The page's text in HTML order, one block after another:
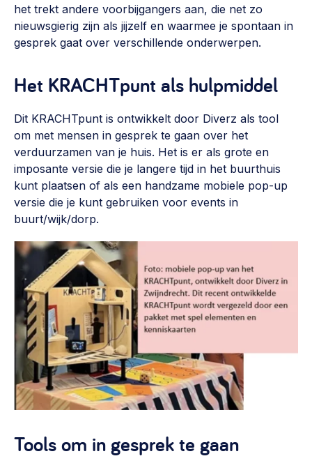
Sociaal ondernemen
Bewonersbedrijf starten, ondernemingsplan maken >
Community building en ABCD, welkomstcultuur >
Zorgzame gemeenschappen
Betrokken buurten, contact stimuleren, netwerken
uitbreiden >
Wijkaanpak
Werken aan de wijk, ABCD, WijkWijzer >
Voorbereiden op crisis, noodsteunpunten,
ontmoetingsplekken >
Buurtenergie
Energiecollectieven, buurt vergroenen, SDG >
Meebeslissen
Uitdaagrecht, gemeenschapsfondsen, lokale democratie >
Samenwerken en lokale politiek
Omgevingswet en gebiedsontwikkeling
Vraag stellen
030 231 7511
het trekt andere voorbijgangers aan, die net zo
nieuwsgierig zijn als jijzelf en waarmee je spontaan in
gesprek gaat over verschillende onderwerpen.
Het KRACHTpunt als hulpmiddel
Dit KRACHTpunt is ontwikkelt door Diverz als tool
om met mensen in gesprek te gaan over het
verduurzamen van je huis. Het is er als grote en
imposante versie die je langere tijd in het buurthuis
kunt plaatsen of als een handzame mobiele pop-up
versie die je kunt gebruiken voor events in
buurt/wijk/dorp.
Tools om in gesprek te gaan